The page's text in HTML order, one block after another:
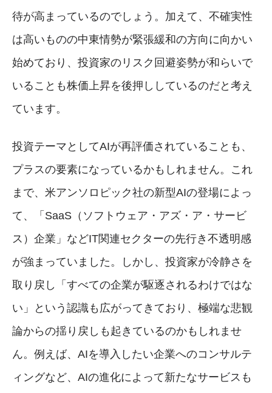
待が高まっているのでしょう。加えて、不確実性
は高いものの中東情勢が緊張緩和の方向に向かい
始めており、投資家のリスク回避姿勢が和らいで
いることも株価上昇を後押ししているのだと考え
ています。
投資テーマとしてAIが再評価されていることも、
プラスの要素になっているかもしれません。これ
まで、米アンソロピック社の新型AIの登場によっ
て、「SaaS（ソフトウェア・アズ・ア・サービ
ス）企業」などIT関連セクターの先行き不透明感
が強まっていました。しかし、投資家が冷静さを
取り戻し「すべての企業が駆逐されるわけではな
い」という認識も広がってきており、極端な悲観
論からの揺り戻しも起きているのかもしれませ
ん。例えば、AIを導入したい企業へのコンサルテ
ィングなど、AIの進化によって新たなサービスも